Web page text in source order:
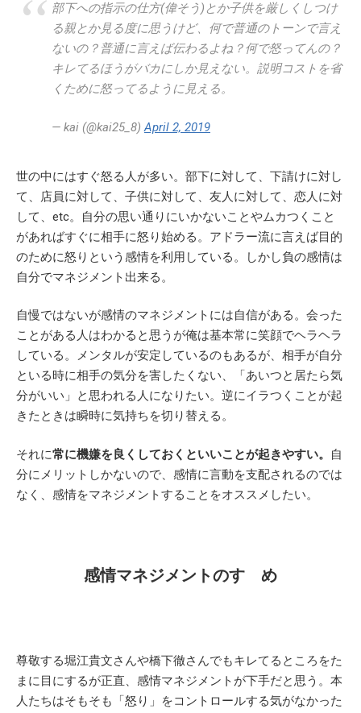
部下への指示の仕方(偉そう)とか子供を厳しくしつけ
る親とか見る度に思うけど、何で普通のトーンで言え
ないの？普通に言えば伝わるよね？何で怒ってんの？
キレてるほうがバカにしか見えない。説明コストを省
くために怒ってるように見える。
— kai (@kai25_8)April 2, 2019
世の中にはすぐ怒る人が多い。部下に対して、下請けに対し
て、店員に対して、子供に対して、友人に対して、恋人に対
して、etc。自分の思い通りにいかないことやムカつくこと
があればすぐに相手に怒り始める。アドラー流に言えば目的
のために怒りという感情を利用している。しかし負の感情は
自分でマネジメント出来る。
自慢ではないが感情のマネジメントには自信がある。会った
ことがある人はわかると思うが俺は基本常に笑顔でヘラヘラ
している。メンタルが安定しているのもあるが、相手が自分
といる時に相手の気分を害したくない、「あいつと居たら気
分がいい」と思われる人になりたい。逆にイラつくことが起
きたときは瞬時に気持ちを切り替える。
それに常に機嫌を良くしておくといいことが起きやすい。
自
分にメリットしかないので、感情に言動を支配されるのでは
なく、感情をマネジメントすることをオススメしたい。
感情マネジメントのすゝめ
尊敬する堀江貴文さんや橋下徹さんでもキレてるところをた
まに目にするが正直、感情マネジメントが下手だと思う。本
人たちはそもそも「怒り」をコントロールする気がなかった